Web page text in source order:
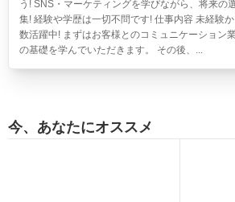
う! SNS・マーケティングを学びながら、将来の
集! 経験や学歴は一切不問です! 仕事内容 未経験
数活躍中! まずはお客様とのコミュニケーション
の基礎を学んでいただきます。 その後、...
今、あなたにオススメ